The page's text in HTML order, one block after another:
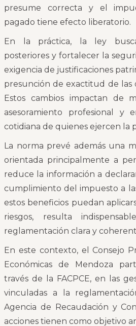
presume correcta y el
pagado tiene efecto liberatorio.
En la práctica, la ley
posteriores y fortalecer la
exigencia de justificaciones
presunción de exactitud de las
Estos cambios impactan de
asesoramiento profesional y
cotidiana de quienes ejercen la
La norma prevé además una
orientada principalmente a
reduce la información a
cumplimiento del impuesto a
estos beneficios puedan
riesgos, resulta
reglamentación clara y
En este contexto, el Consejo
Económicas de Mendoza
través de la FACPCE, en las
vinculadas a la
Agencia de Recaudación y
acciones tienen como objetivo